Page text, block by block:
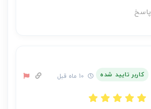
پاسخ
کاربر تایید شده